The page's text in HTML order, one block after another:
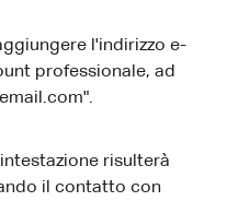
l'indirizzo e-
professionale, ad
risulterà
il contatto con